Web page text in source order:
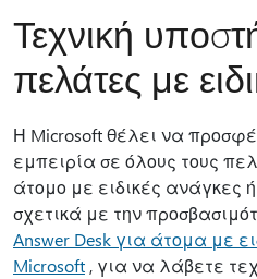
Τεχνική
πελάτες με
Η Microsoft θέλει να
εμπειρία σε όλους τους
άτομο με ειδικές ανάγκες
σχετικά με την
Answer Desk για άτομα με
Microsoft , για να λάβετε